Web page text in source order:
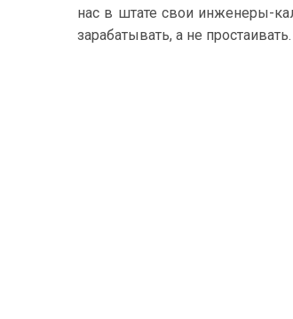
нас в штате свои инженеры-
зарабатывать, а не